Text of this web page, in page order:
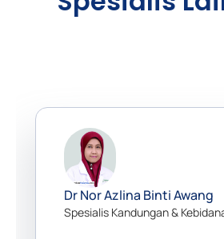
Dr Nor Azlina Binti Awang
Spesialis Kandungan &